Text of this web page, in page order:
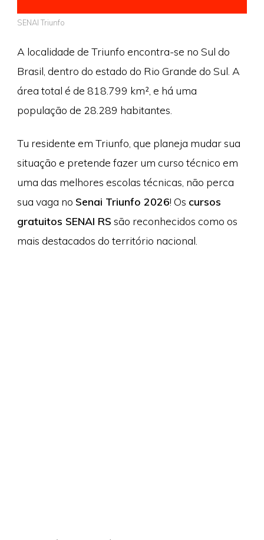
SENAI Triunfo
A localidade de Triunfo encontra-se no Sul do
Brasil, dentro do estado do Rio Grande do Sul. A
área total é de 818.799 km², e há uma
população de 28.289 habitantes.
Tu residente em Triunfo, que planeja mudar sua
situação e pretende fazer um curso técnico em
uma das melhores escolas técnicas, não perca
sua vaga no Senai Triunfo 2026! Os cursos
gratuitos SENAI RS são reconhecidos como os
mais destacados do território nacional.